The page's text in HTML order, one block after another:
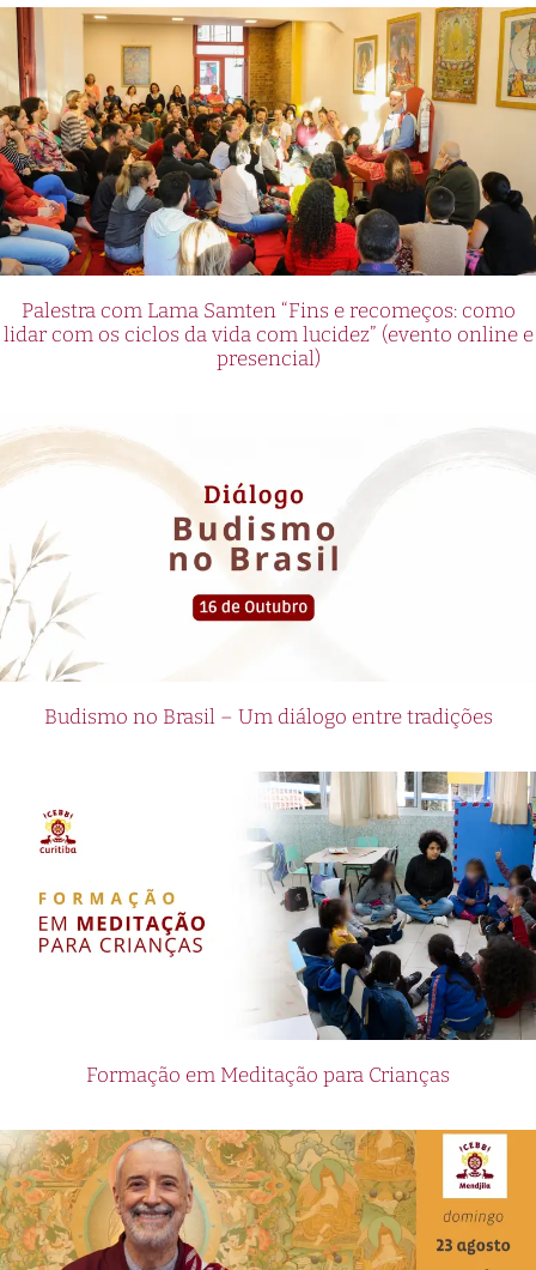
Palestra com Lama Samten “Fins e recomeços: como
lidar com os ciclos da vida com lucidez” (evento online e
presencial)
Budismo no Brasil – Um diálogo entre tradições
Formação em Meditação para Crianças